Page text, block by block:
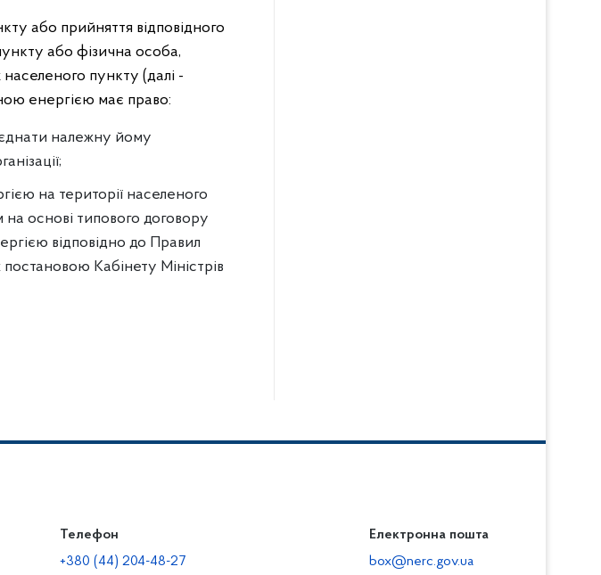
або прийняття відповідного
або фізична особа,
пункту (далі -
енергією має право:
належну йому
на території населеного
основі типового договору
відповідно до Правил
Кабінету Міністрів
Телефон
+380 (44) 204-48-27
Електронна пошта
box@nerc.gov.ua